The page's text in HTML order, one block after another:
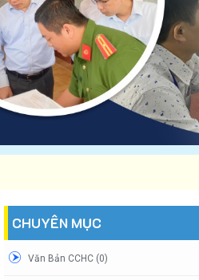
CHUYÊN MỤC
Văn Bản CCHC (0)